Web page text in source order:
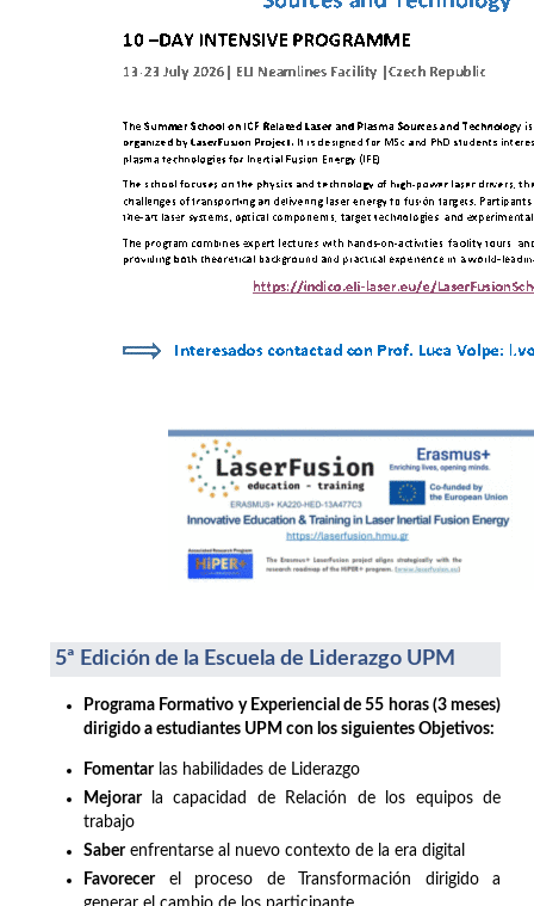
5ª Edición de la Escuela de Liderazgo UPM
Programa Formativo y Experiencial de 55 horas (3 meses)
dirigido a estudiantes UPM con los siguientes Objetivos:
Fomentarlas habilidades de Liderazgo
Mejorar
la capacidad de Relación de los equipos de
trabajo
Saberenfrentarse al nuevo contexto de la era digital
Favorecerel proceso de Transformación dirigido a